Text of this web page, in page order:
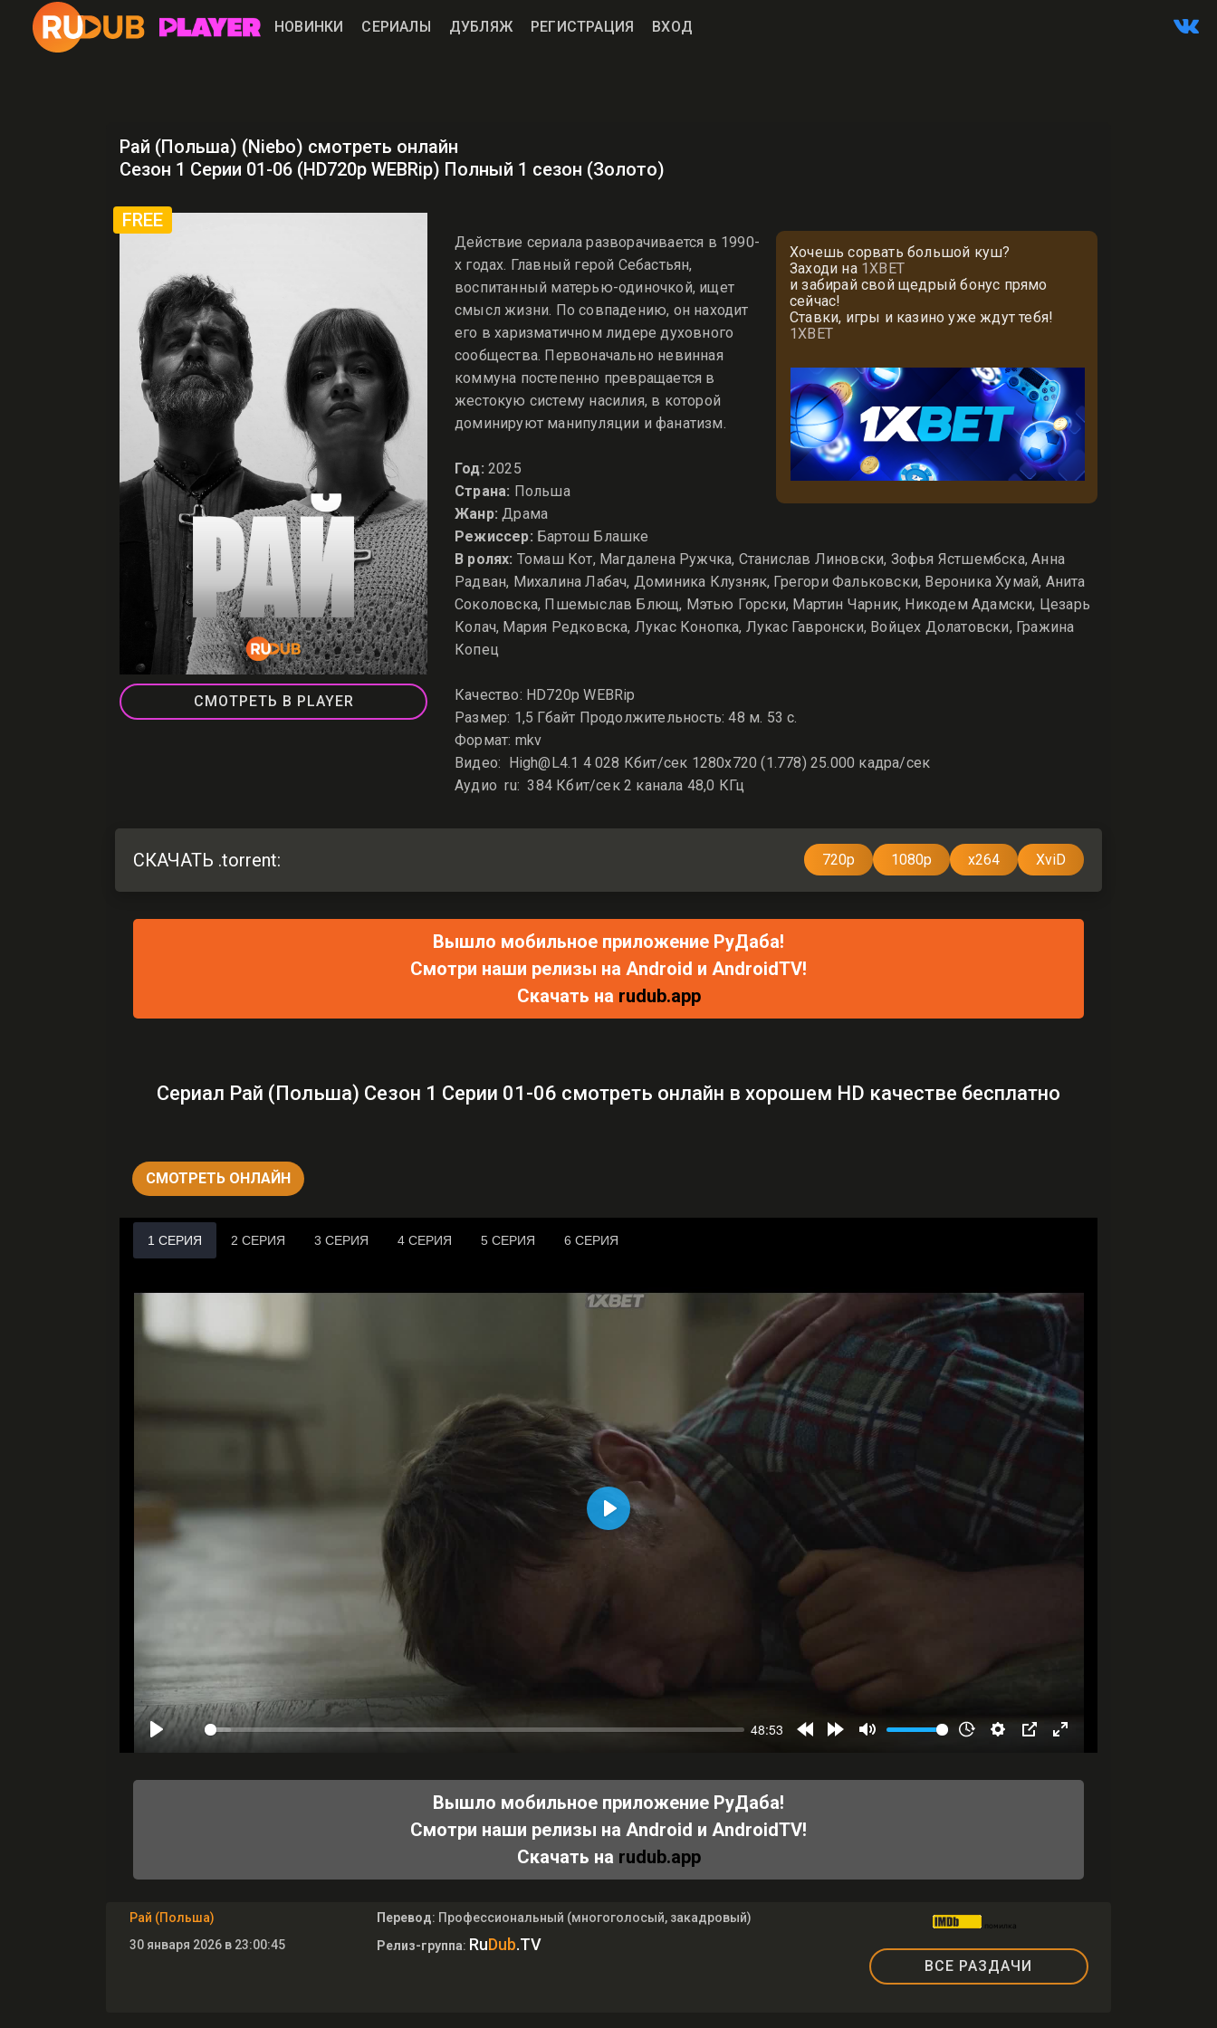
НОВИНКИ СЕРИАЛЫ ДУБЛЯЖ РЕГИСТРАЦИЯ ВХОД
Рай (Польша) (Niebo) смотреть онлайн
Сезон 1 Серии 01-06 (HD720p WEBRip) Полный 1 сезон (Золото)
FREE
СМОТРЕТЬ В PLAYER
Хочешь сорвать большой куш?
Заходи на 1XBET
и забирай свой щедрый бонус прямо
сейчас!
Ставки, игры и казино уже ждут тебя!
1XBET
Действие сериала разворачивается в 1990-
х годах. Главный герой Себастьян,
воспитанный матерью-одиночкой, ищет
смысл жизни. По совпадению, он находит
его в харизматичном лидере духовного
сообщества. Первоначально невинная
коммуна постепенно превращается в
жестокую систему насилия, в которой
доминируют манипуляции и фанатизм.
Год: 2025
Страна: Польша
Жанр: Драма
Режиссер: Бартош Блашке
В ролях: Томаш Кот, Магдалена Ружчка, Станислав Линовски, Зофья Ястшембска, Анна
Радван, Михалина Лабач, Доминика Клузняк, Грегори Фальковски, Вероника Хумай, Анита
Соколовска, Пшемыслав Блющ, Мэтью Горски, Мартин Чарник, Никодем Адамски, Цезарь
Колач, Мария Редковска, Лукас Конопка, Лукас Гавронски, Войцех Долатовски, Гражина
Копец
Качество: HD720p WEBRip
Размер: 1,5 Гбайт Продолжительность: 48 м. 53 с.
Формат: mkv
Видео: High@L4.1 4 028 Кбит/сек 1280x720 (1.778) 25.000 кадра/сек
Аудио ru: 384 Кбит/сек 2 канала 48,0 КГц
СКАЧАТЬ .torrent: 720p 1080p x264 XviD
Вышло мобильное приложение РуДаба!
Смотри наши релизы на Android и AndroidTV!
Скачать на rudub.app
Сериал Рай (Польша) Сезон 1 Серии 01-06 смотреть онлайн в хорошем HD качестве бесплатно
СМОТРЕТЬ ОНЛАЙН
Вышло мобильное приложение РуДаба!
Смотри наши релизы на Android и AndroidTV!
Скачать на rudub.app
Рай (Польша)
30 января 2026 в 23:00:45
Перевод: Профессиональный (многоголосый, закадровый)
Релиз-группа: RuDub.TV
ВСЕ РАЗДАЧИ